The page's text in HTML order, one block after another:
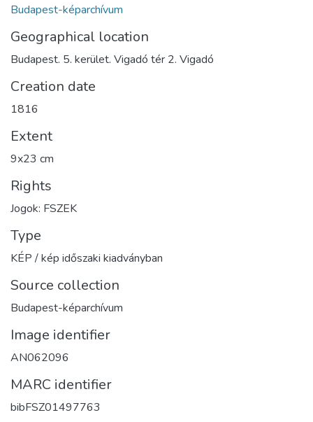
Budapest-képarchívum
Geographical location
Budapest. 5. kerület. Vigadó tér 2. Vigadó
Creation date
1816
Extent
9x23 cm
Rights
Jogok: FSZEK
Type
KÉP / kép időszaki kiadványban
Source collection
Budapest-képarchívum
Image identifier
AN062096
MARC identifier
bibFSZ01497763